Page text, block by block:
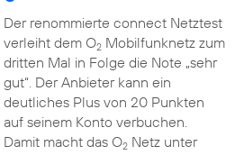
Der renommierte connect Netztest
verleiht dem O2Mobilfunknetz zum
dritten Mal in Folge die Note „sehr
gut“. Der Anbieter kann ein
deutliches Plus von 20 Punkten
auf seinem Konto verbuchen.
Damit macht das O2Netz unter